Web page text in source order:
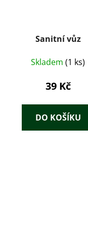
Sanitní vůz
Skladem (1 ks)
39 Kč
DO KOŠÍKU